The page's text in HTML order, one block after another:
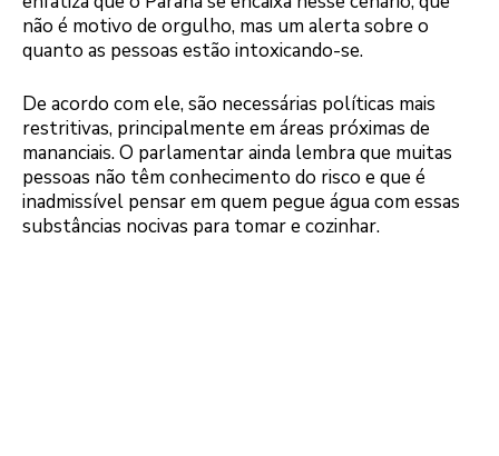
não é motivo de orgulho, mas um alerta sobre o
quanto as pessoas estão intoxicando-se.
De acordo com ele, são necessárias políticas mais
restritivas, principalmente em áreas próximas de
mananciais. O parlamentar ainda lembra que muitas
pessoas não têm conhecimento do risco e que é
inadmissível pensar em quem pegue água com essas
substâncias nocivas para tomar e cozinhar.